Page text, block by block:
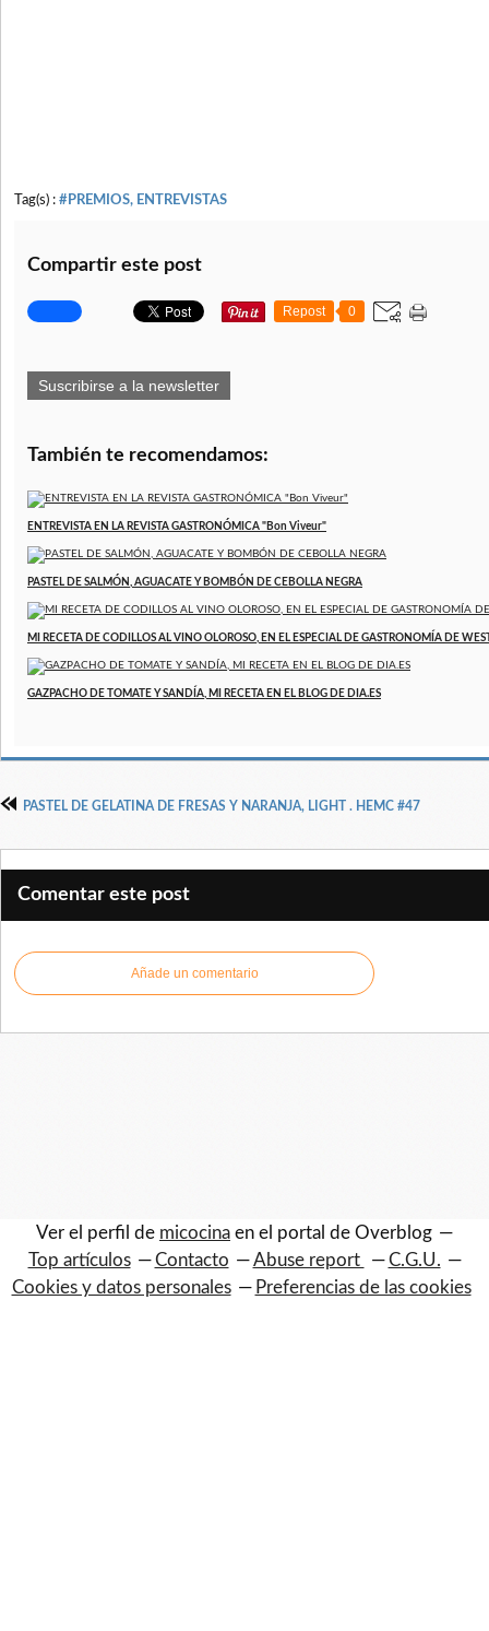
Tag(s) : #PREMIOS, ENTREVISTAS
Compartir este post
Repost 0
Suscribirse a la newsletter
También te recomendamos:
ENTREVISTA EN LA REVISTA GASTRONÓMICA "Bon Viveur"
PASTEL DE SALMÓN, AGUACATE Y BOMBÓN DE CEBOLLA NEGRA
MI RECETA DE CODILLOS AL VINO OLOROSO, EN EL ESPECIAL DE GASTRONOMÍA DE
GAZPACHO DE TOMATE Y SANDÍA, MI RECETA EN EL BLOG DE DIA.ES
PASTEL DE GELATINA DE FRESAS Y NARANJA, LIGHT . HEMC #47
Comentar este post
Añade un comentario
Ver el perfil de micocina en el portal de Overblog
Top artículos
Contacto Abuse report
C.G.U.
Cookies y datos personales
Preferencias de las cookies